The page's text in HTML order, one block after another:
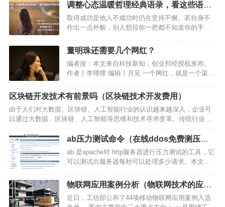
调整心态温暖哲理经典语录，看这些语录
能够调整心态
取得成功是他人不成功时仍在坚持不懈。若自身不
作出一点外貌，别人想拉你一把都不知道你的手在
至最终，你一直在某一瞬间猛地想起我。但是，那
个时候，被你弄丢的我就确实早已没有了，也再不
想要你再找回家了。理…
董明珠还需要几个网红？
编者按：本文来自科技新知，创业邦经授权发布。
作者丨李哩哩 编辑丨月见 一个网红，就是一个渠
向罗永浩看齐。 12月1日，交个朋友直播间发布了
名为“交个朋友宇宙”的文章，文章介绍罗永浩“交…
区块链开发技术有前景吗（区块链技术开发费用）
由于人们对大数据、区块链、人工智能行业的认识越来越深入，企业可
以通过大数据、区块链、人工智能等思维和技术寻求变革。传统行业依
靠原有产业优势“后来居上”，低调布局区块链技术，传统产业企业和科技
企业同时进入产业区块链赛道。在区块链发展报告中，我…
ab压力测试命令（在线ddos免费测压平
台）
ab 是apache对 http服务器进行压力测试的工具，它
可以测试出服务器每秒可以处理多少请求。本文记
入 apache ab官网 下载页面。 安装 brew 安装 因为
笔者的操作系统…
物联网应用案例分析（物联网技术的应用
案例）
近日，工信部公布了44项移动物联网应用案例入选